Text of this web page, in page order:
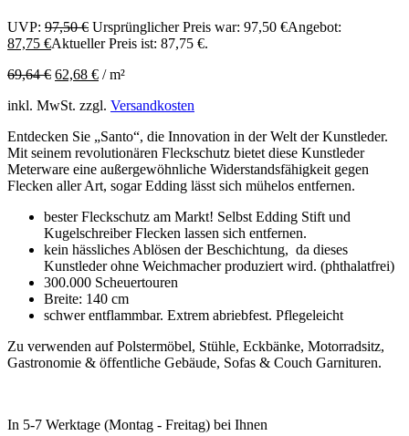
UVP: 97,50€ Ursprünglicher Preis war: 97,50 €Angebot:
87,75 €Aktueller Preis ist: 87,75 €.
69,64€ 62,68 € /m²
inkl. MwSt. zzgl. Versandkosten
Entdecken Sie „Santo“, die Innovation in der Welt der Kunstleder.
Mit seinem revolutionären Fleckschutz bietet diese Kunstleder
Meterware eine außergewöhnliche Widerstandsfähigkeit gegen
Flecken aller Art, sogar Edding lässt sich mühelos entfernen.
bester Fleckschutz am Markt! Selbst Edding Stift und
Kugelschreiber Flecken lassen sich entfernen.
kein hässliches Ablösen der Beschichtung, da dieses
Kunstleder ohne Weichmacher produziert wird. (phthalatfrei)
300.000 Scheuertouren
Breite: 140 cm
schwer entflammbar. Extrem abriebfest. Pflegeleicht
Zu verwenden auf Polstermöbel, Stühle, Eckbänke, Motorradsitz,
Gastronomie & öffentliche Gebäude, Sofas & Couch Garnituren.
In 5-7 Werktage (Montag - Freitag) bei Ihnen